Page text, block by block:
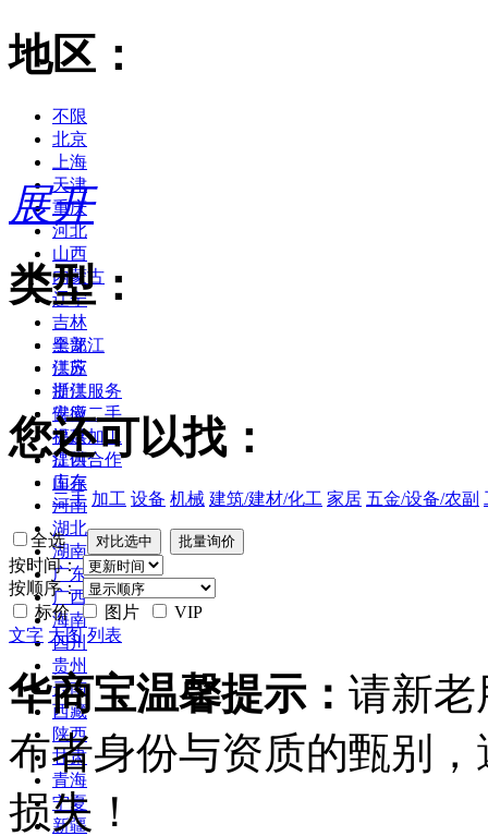
地区：
不限
北京
上海
天津
重庆
河北
山西
内蒙古
辽宁
吉林
黑龙江
江苏
浙江
安徽
福建
江西
山东
河南
湖北
湖南
广东
广西
海南
四川
贵州
云南
西藏
陕西
甘肃
青海
宁夏
新疆
展开
类型：
全部
供应
提供服务
供应二手
提供加工
提供合作
库存
您还可以找：
二手 加工 设备 机械 建筑/建材/化工 家居 五金/设备/农副
全选
按时间：
按顺序：
标价
图片
VIP
文字 大图 列表
华商宝温馨提示： 请新老
布者身份与资质的甄别
损失！